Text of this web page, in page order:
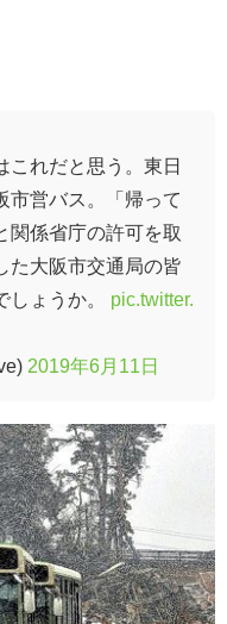
これだと思う。東日
市営バス。「帰って
関係省庁の許可を取
た大阪市交通局の皆
しょうか。 pic.twitter.
2019年6月11日